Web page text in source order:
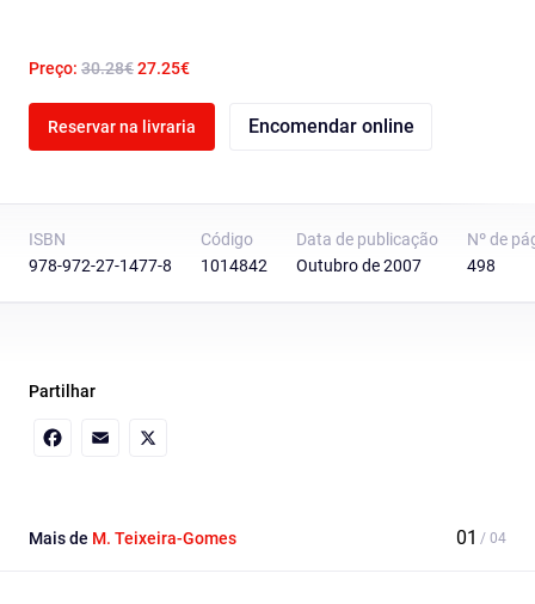
Preço: 30.28€27.25€
Reservar na livraria Encomendar online
ISBN
978-972-27-1477-8
Código
1014842
Data de publicação
Outubro de 2007
Nº de
498
Partilhar
Mais de M. Teixeira-Gomes